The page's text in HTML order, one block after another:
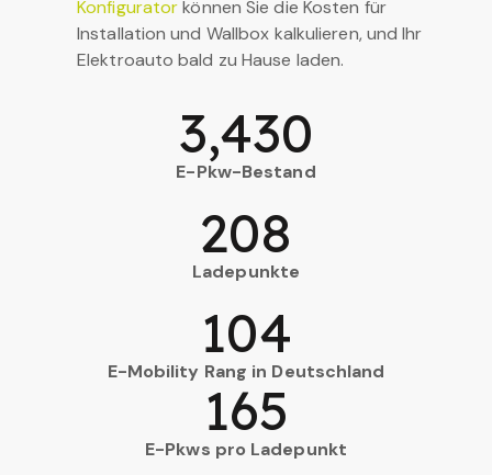
Konfiguratorkönnen Sie die Kosten für
Installation und Wallbox kalkulieren, und Ihr
Elektroauto bald zu Hause laden.
E-Pkw-Bestand
3,430
Ladepunkte
208
E-Mobility Rang in Deutschland
104
E-Pkws pro Ladepunkt
165